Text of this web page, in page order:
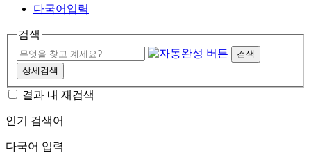
다국어입력
검색
검색
상세검색
결과 내 재검색
인기 검색어
다국어 입력